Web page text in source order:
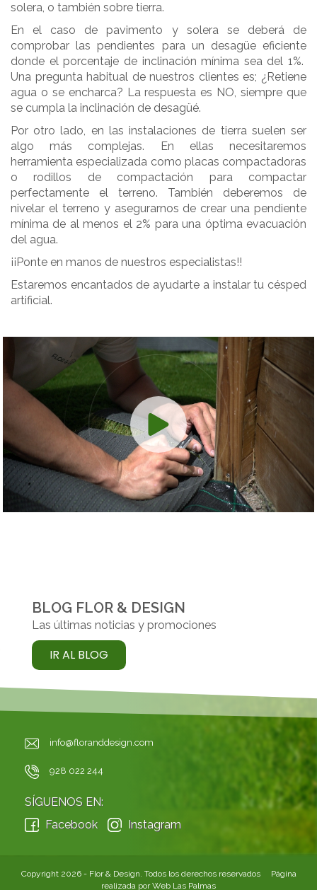
solera, o también sobre tierra.
En el caso de pavimento y solera se deberá de
comprobar las pendientes para un desagüe eficiente
donde el porcentaje de inclinación mínima sea del 1%.
Una pregunta habitual de nuestros clientes es; ¿Retiene
agua o se encharca? La respuesta es NO, siempre que
se cumpla la inclinación de desagüé.
Por otro lado, en las instalaciones de tierra suelen ser
algo más complejas. En ellas necesitaremos
herramienta especializada como placas compactadoras
o rodillos de compactación para compactar
perfectamente el terreno. También deberemos de
nivelar el terreno y asegurarnos de crear una pendiente
mínima de al menos el 2% para una óptima evacuación
del agua.
¡¡Ponte en manos de nuestros especialistas!!
Estaremos encantados de ayudarte a instalar tu césped
artificial.
BLOG FLOR & DESIGN
Las últimas noticias y promociones
IR AL BLOG
info@floranddesign.com
928 022 244
SÍGUENOS EN:
Facebook
Instagram
Copyright 2026 - Flor & Design. Todos los derechos reservados Página
realizada porWeb Las Palmas